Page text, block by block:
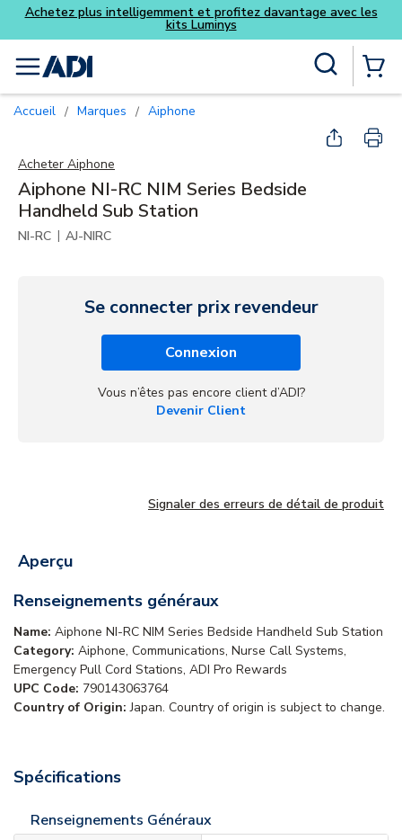
Skip to main content
Achetez plus intelligemment et profitez davantage avec les
kits Luminys
menu
Accueil / Marques / Aiphone
Acheter Aiphone
Aiphone NI-RC NIM Series Bedside
Handheld Sub Station
NI-RC | AJ-NIRC
Se connecter prix revendeur
Connexion
Vous n’êtes pas encore client d’ADI?
Devenir Client
Signaler des erreurs de détail de produit
Aperçu
Renseignements généraux
Name: Aiphone NI-RC NIM Series Bedside Handheld Sub Station
Category: Aiphone, Communications, Nurse Call Systems,
Emergency Pull Cord Stations, ADI Pro Rewards
UPC Code: 790143063764
Country of Origin:Japan. Country of origin is subject to change.
Spécifications
Renseignements Généraux